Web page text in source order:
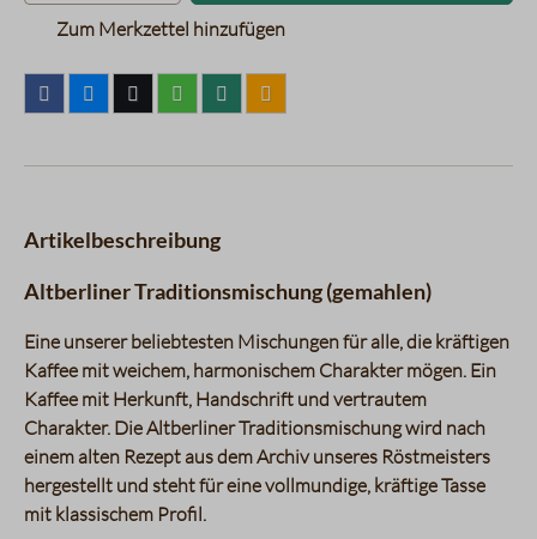
Zum Merkzettel hinzufügen
Artikelbeschreibung
Altberliner Traditionsmischung (gemahlen)
Eine unserer beliebtesten Mischungen für alle, die kräftigen
Kaffee mit weichem, harmonischem Charakter mögen. Ein
Kaffee mit Herkunft, Handschrift und vertrautem
Charakter. Die Altberliner Traditionsmischung wird nach
einem alten Rezept aus dem Archiv unseres Röstmeisters
hergestellt und steht für eine vollmundige, kräftige Tasse
mit klassischem Profil.